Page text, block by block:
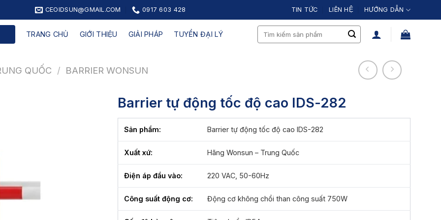
CEOIDSUN@GMAIL.COM 0917 603 428 TIN TỨC LIÊN HỆ HƯỚNG DẪN
TRANG CHỦ GIỚI THIỆU GIẢI PHÁP TUYỂN ĐẠI LÝ
Search
QUỐC / BARRIER WONSUN
Barrier tự động tốc độ cao IDS-282
Sản phẩm: Barrier tự động tốc độ cao IDS-282
Xuất xứ: Hãng Wonsun – Trung Quốc
Điện áp đầu vào: 220 VAC, 50-60Hz
Công suất động cơ: Động cơ không chổi than công suất 750W